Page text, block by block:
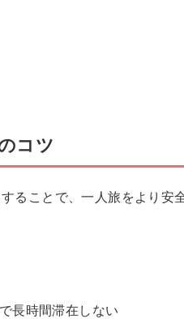
コツ
ることで、一人旅をより安
長時間滞在しない